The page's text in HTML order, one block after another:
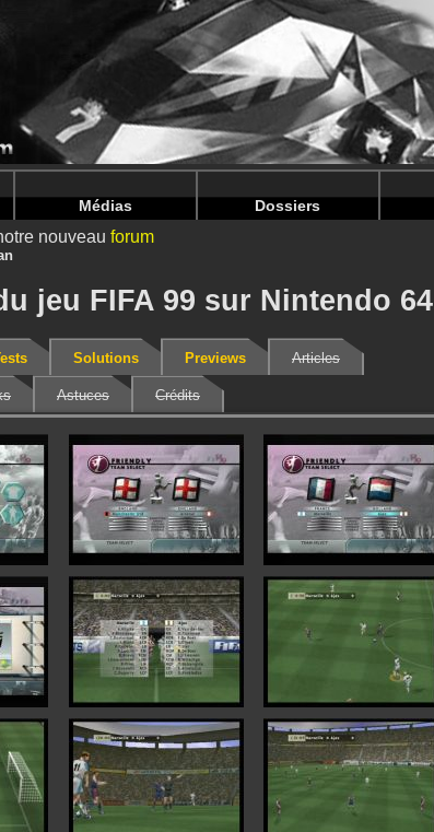
www/Photos-Jeux-V2.phpon line92
www/Photos-Jeux-V2.phpon line96
Médias Dossiers
nouveau forum
jeu FIFA 99 sur Nintendo 64
Solutions Previews Articles
Astuces Crédits